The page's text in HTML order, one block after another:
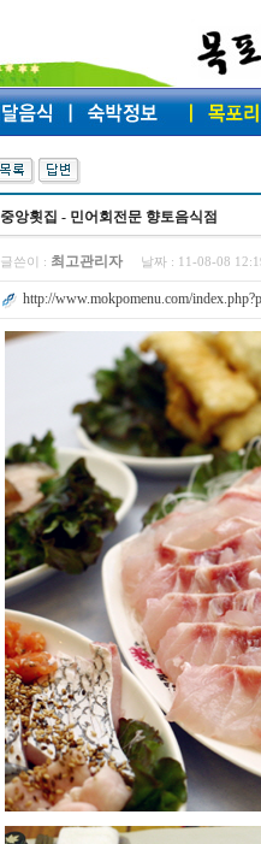
중앙횟집 - 민어회전문 향토음식점
글쓴이 : 최고관리자 날짜 : 11-08-08
http://www.mokpomenu.com/